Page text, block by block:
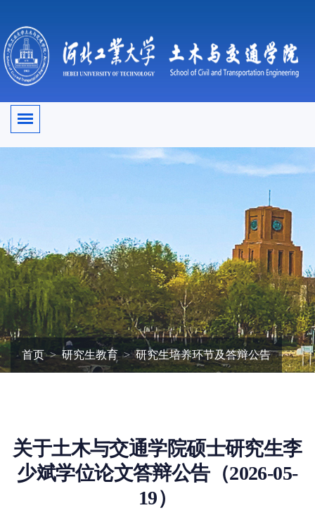
首页 研究生教育 研究生培养环节及答辩公告
关于土木与交通学院硕士研究生李
少斌学位论文答辩公告（2026-05-
19）